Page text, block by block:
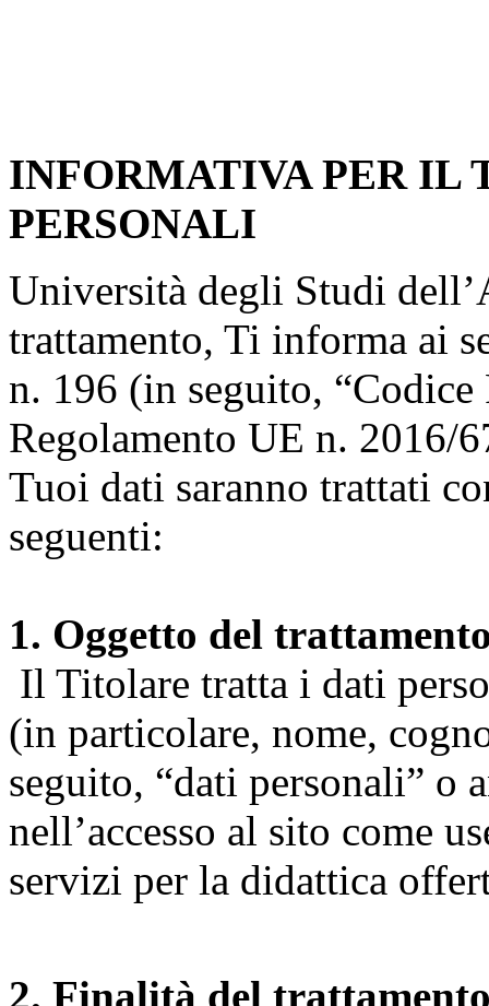
INFORMATIVA PER IL
PERSONALI
Università degli Studi
trattamento, Ti informa ai
n. 196 (in seguito, “Codice
Regolamento UE n. 2016/
Tuoi dati saranno trattati
seguenti:
1. Oggetto del
Il Titolare tratta i dati
(in particolare, nome,
seguito, “dati personali” o
nell’accesso al sito come
servizi per la didattica
2. Finalità del